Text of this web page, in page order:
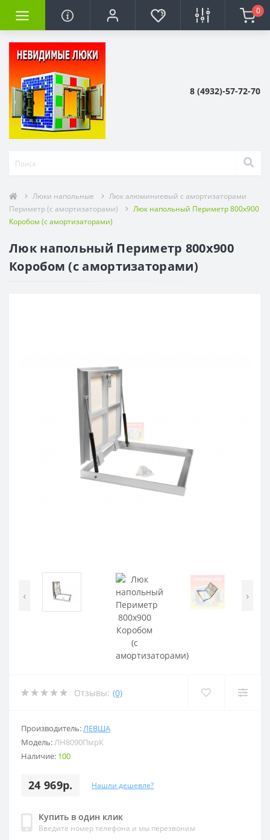
0
8 (4932)-57-72-70
Люки напольные
Люк алюминиевый с амортизаторами
Периметр (с амортизаторами)
Люк напольный Периметр 800х900
Коробом (с амортизаторами)
Люк напольный Периметр 800х900
Коробом (с амортизаторами)
‹ ›
Отзывы: (0)
Производитель:ЛЕВША
Модель:ЛН8090ПмрК
Наличие: 100
24 969р. Нашли дешевле?
Купить в один клик
Введите номер телефона и мы перезвоним